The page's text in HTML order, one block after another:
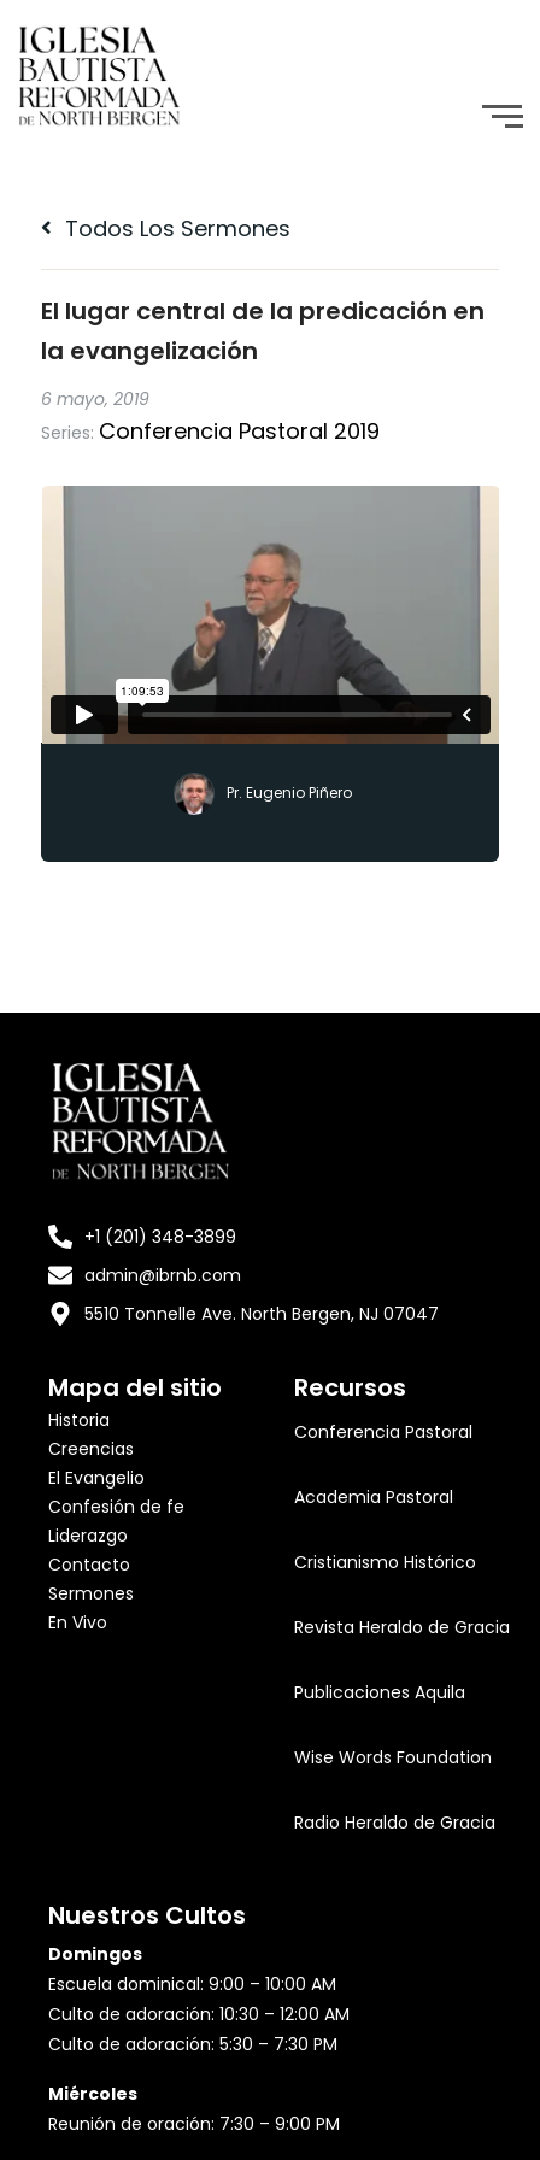
Todos Los Sermones
El lugar central de la predicación en
la evangelización
6 mayo, 2019
Series: Conferencia Pastoral 2019
Pr. Eugenio Piñero
+1 (201) 348-3899
admin@ibrnb.com
5510 Tonnelle Ave. North Bergen, NJ 07047
Mapa del sitio
Historia
Creencias
El Evangelio
Confesión de fe
Liderazgo
Contacto
Sermones
En Vivo
Recursos
Conferencia Pastoral
Academia Pastoral
Cristianismo Histórico
Revista Heraldo de Gracia
Publicaciones Aquila
Wise Words Foundation
Radio Heraldo de Gracia
Nuestros Cultos
Domingos
Escuela dominical: 9:00 – 10:00 AM
Culto de adoración: 10:30 – 12:00 AM
Culto de adoración: 5:30 – 7:30 PM
Miércoles
Reunión de oración: 7:30 – 9:00 PM